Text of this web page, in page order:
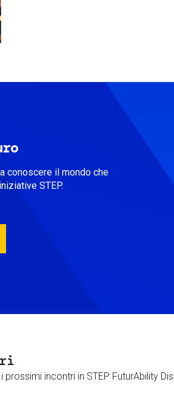
conoscere il mondo che
STEP.
incontri in STEP FuturAbility